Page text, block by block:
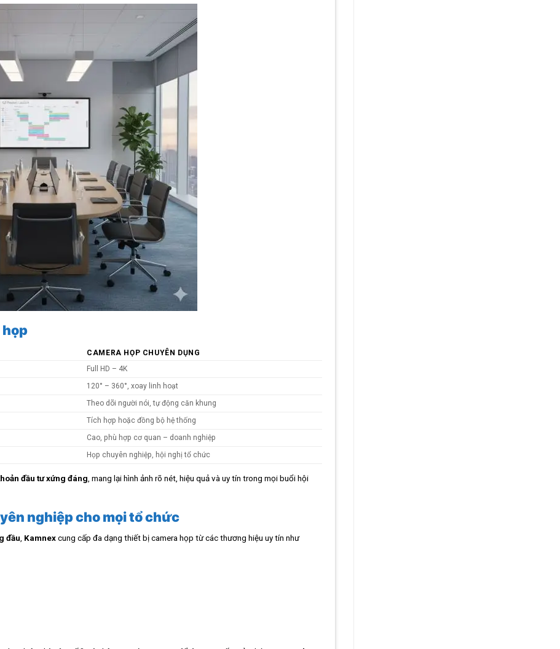
họp
CAMERA HỌP CHUYÊN DỤNG
Full HD – 4K
120° – 360°, xoay linh hoạt
Theo dõi người nói, tự động căn khung
Tích hợp hoặc đồng bộ hệ thống
Cao, phù hợp cơ quan – doanh nghiệp
Họp chuyên nghiệp, hội nghị tổ chức
đầu tư xứng đáng, mang lại hình ảnh rõ nét, hiệu quả và uy tín trong mọi buổi hội
nghiệp cho mọi tổ chức
đầu, Kamnex cung cấp đa dạng thiết bị camera họp từ các thương hiệu uy tín như